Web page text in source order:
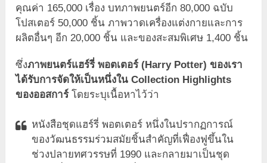
คุณค่า 165,000 เรื่อง บทภาพยนตร์อีก 80,000 ฉบับ
โปสเตอร์ 50,000 ชิ้น ภาพวาดเครื่องแต่งกายและการ
ผลิตอื่นๆ อีก 20,000 ชิ้น และของสะสมพิเศษ 1,400 ชิ้น
ซึ่งภาพยนตร์แฮร์รี่ พอตเตอร์ (Harry Potter) ของเรา
ได้รับการจัดให้เป็นหนึ่งใน Collection Highlights
ของออสการ์โดยระบุเนื้อหาไว้ว่า
หนังสือชุดแฮร์รี่ พอตเตอร์ หนึ่งในปรากฏการณ์
ของวัฒนธรรมร่วมสมัยชิ้นสำคัญที่เฟื่องฟูขึ้นใน
ช่วงปลายทศวรรษที่ 1990 และกลายมาเป็นชุด